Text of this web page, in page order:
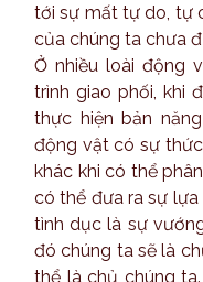
tới sự mất tự do, tự
của chúng ta chưa
Ở nhiều loài động
trình giao phối, khi
thực hiện bản
động vật có sự
khác khi có thể
có thể đưa ra sự
tình dục là sự
đó chúng ta sẽ là
thể là chủ chúng